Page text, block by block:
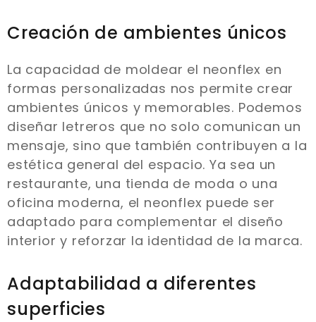
Creación de ambientes únicos
La capacidad de moldear el neonflex en
formas personalizadas nos permite crear
ambientes únicos y memorables. Podemos
diseñar letreros que no solo comunican un
mensaje, sino que también contribuyen a la
estética general del espacio. Ya sea un
restaurante, una tienda de moda o una
oficina moderna, el neonflex puede ser
adaptado para complementar el diseño
interior y reforzar la identidad de la marca.
Adaptabilidad a diferentes
superficies